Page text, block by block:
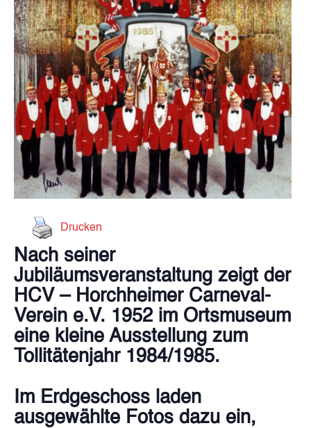
Drucken
Nach seiner
Jubiläumsveranstaltung zeigt der
HCV – Horchheimer Carneval-
Verein e.V. 1952 im Ortsmuseum
eine kleine Ausstellung zum
Tollitätenjahr 1984/1985.
Im Erdgeschoss laden
ausgewählte Fotos dazu ein,